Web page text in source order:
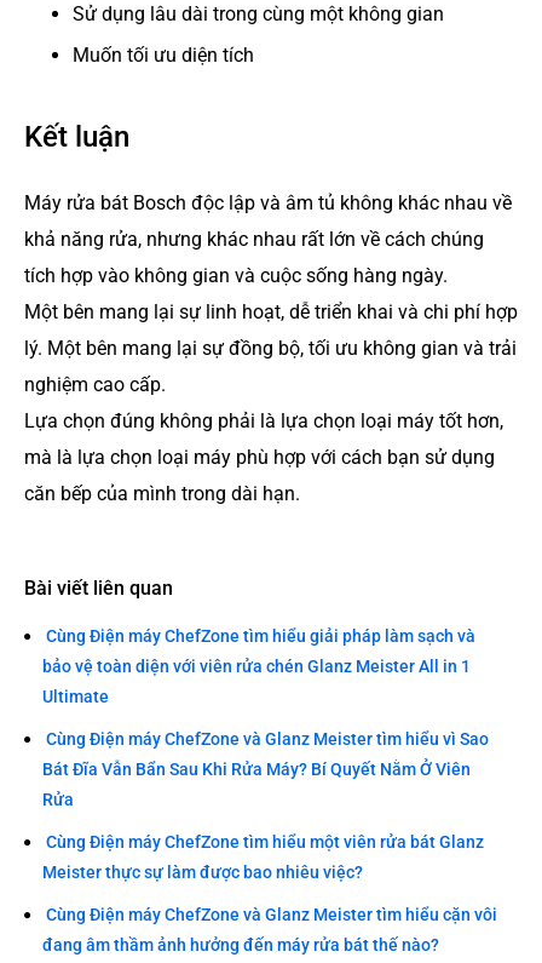
Sử dụng lâu dài trong cùng một không gian
Muốn tối ưu diện tích
Kết luận
Máy rửa bát Bosch độc lập và âm tủ không khác nhau về
khả năng rửa, nhưng khác nhau rất lớn về cách chúng
tích hợp vào không gian và cuộc sống hàng ngày.
Một bên mang lại sự linh hoạt, dễ triển khai và chi phí hợp
lý. Một bên mang lại sự đồng bộ, tối ưu không gian và trải
nghiệm cao cấp.
Lựa chọn đúng không phải là lựa chọn loại máy tốt hơn,
mà là lựa chọn loại máy phù hợp với cách bạn sử dụng
căn bếp của mình trong dài hạn.
Bài viết liên quan
Cùng Điện máy ChefZone tìm hiểu giải pháp làm sạch và
bảo vệ toàn diện với viên rửa chén Glanz Meister All in 1
Ultimate
Cùng Điện máy ChefZone và Glanz Meister tìm hiểu vì Sao
Bát Đĩa Vẫn Bẩn Sau Khi Rửa Máy? Bí Quyết Nằm Ở Viên
Rửa
Cùng Điện máy ChefZone tìm hiểu một viên rửa bát Glanz
Meister thực sự làm được bao nhiêu việc?
Cùng Điện máy ChefZone và Glanz Meister tìm hiểu cặn vôi
đang âm thầm ảnh hưởng đến máy rửa bát thế nào?